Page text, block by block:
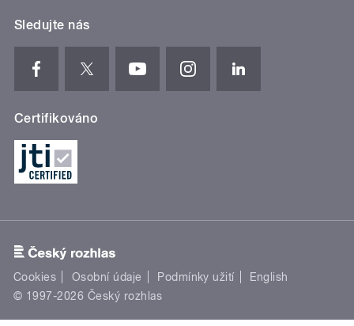
Sledujte nás
Certifikováno
Cookies Osobní údaje Podmínky užití
English
© 1997-2026 Český rozhlas